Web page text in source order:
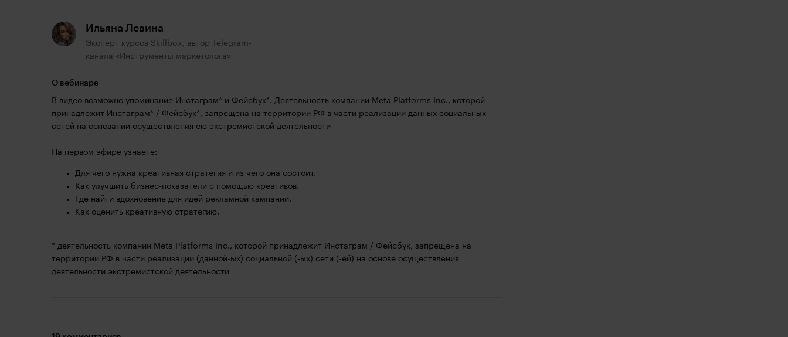
Ильяна Левина
Эксперт курсов Skillbox, автор Telegram-
канала «Инструменты маркетолога»
О вебинаре
В видео возможно упоминание Инстаграм* и Фейсбук*. Деятельность компании Meta Platforms Inc., которой
принадлежит Инстаграм* / Фейсбук*, запрещена на территории РФ в части реализации данных социальных
сетей на основании осуществления ею экстремистской деятельности
На первом эфире узнаете:
Для чего нужна креативная стратегия и из чего она состоит.
Как улучшить бизнес-показатели с помощью креативов.
Где найти вдохновение для идей рекламной кампании.
Как оценить креативную стратегию.
* деятельность компании Meta Platforms Inc., которой принадлежит Инстаграм / Фейсбук, запрещена на
территории РФ в части реализации (данной-ых) социальной (-ых) сети (-ей) на основе осуществления
деятельности экстремистской деятельности